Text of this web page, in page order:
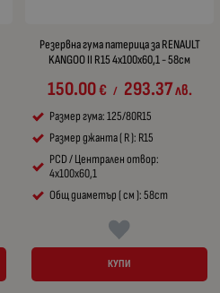
Резервна гума патерица за RENAULT
KANGOO II R15 4x100x60,1 - 58см
150.00€ / 293.37лв.
Размер гума: 125/80R15
Размер джанта ( R ): R15
PCD / Централен отвор:
4x100x60,1
Общ диаметър ( см ): 58cm
КУПИ